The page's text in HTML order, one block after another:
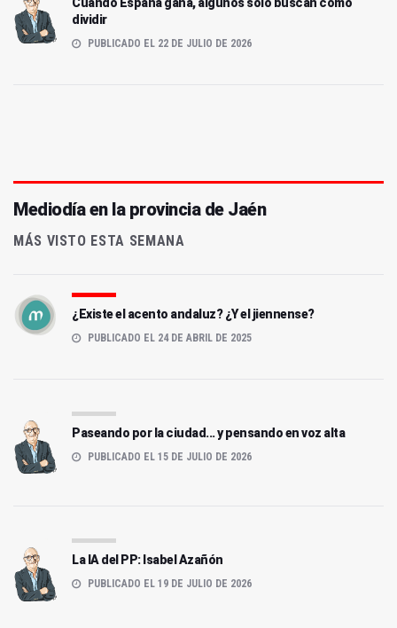
dividir
PUBLICADO EL 22 DE JULIO DE 2026
Mediodía en la provincia de Jaén
MÁS VISTO ESTA SEMANA
¿Existe el acento andaluz? ¿Y el jiennense?
PUBLICADO EL 24 DE ABRIL DE 2025
Paseando por la ciudad... y pensando en voz alta
PUBLICADO EL 15 DE JULIO DE 2026
La IA del PP: Isabel Azañón
PUBLICADO EL 19 DE JULIO DE 2026